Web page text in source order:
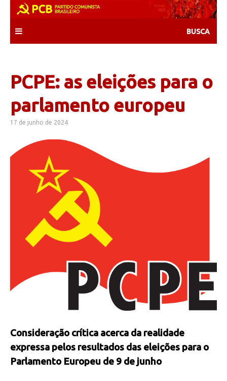
content
PCPE: as eleições para o
parlamento europeu
17 de junho de 2024
Consideração crítica acerca da realidade
expressa pelos resultados das eleições para o
Parlamento Europeu de 9 de junho